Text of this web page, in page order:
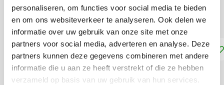
personaliseren, om functies voor social media te bieden
en om ons websiteverkeer te analyseren. Ook delen we
informatie over uw gebruik van onze site met onze
partners voor social media, adverteren en analyse. Deze
partners kunnen deze gegevens combineren met andere
informatie die u aan ze heeft verstrekt of die ze hebben
verzameld op basis van uw gebruik van hun services.
Toevoegen aan winkelwagen